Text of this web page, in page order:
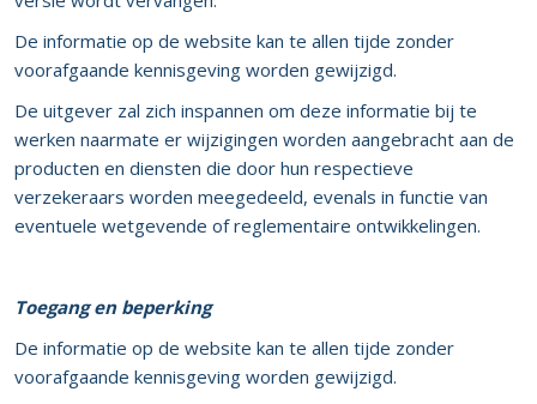
De informatie op de website kan te allen tijde zonder
voorafgaande kennisgeving worden gewijzigd.
De uitgever zal zich inspannen om deze informatie bij te
werken naarmate er wijzigingen worden aangebracht aan de
producten en diensten die door hun respectieve
verzekeraars worden meegedeeld, evenals in functie van
eventuele wetgevende of reglementaire ontwikkelingen.
Toegang en beperking
De informatie op de website kan te allen tijde zonder
voorafgaande kennisgeving worden gewijzigd.